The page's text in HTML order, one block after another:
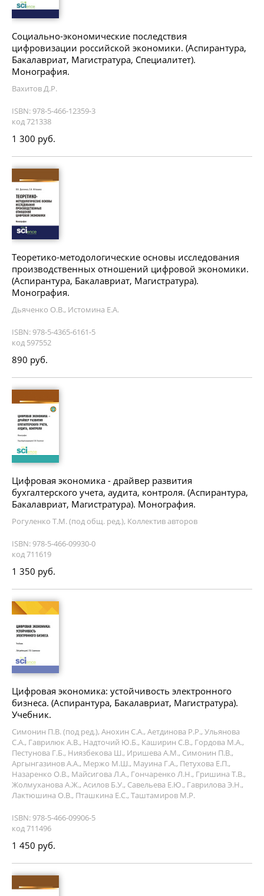
Социально-экономические последствия
цифровизации российской экономики. (Аспирантура,
Бакалавриат, Магистратура, Специалитет).
Монография.
Вахитов Д.Р.
ISBN: 978-5-466-12359-3
код 721338
1 300 руб.
Теоретико-методологические основы исследования
производственных отношений цифровой экономики.
(Аспирантура, Бакалавриат, Магистратура).
Монография.
Дьяченко О.В., Истомина Е.А.
ISBN: 978-5-4365-6161-5
код 597552
890 руб.
Цифровая экономика - драйвер развития
бухгалтерского учета, аудита, контроля. (Аспирантура,
Бакалавриат, Магистратура). Монография.
Рогуленко Т.М. (под общ. ред.), Коллектив авторов
ISBN: 978-5-466-09930-0
код 711619
1 350 руб.
Цифровая экономика: устойчивость электронного
бизнеса. (Аспирантура, Бакалавриат, Магистратура).
Учебник.
Симонин П.В. (под ред.), Анохин С.А., Аетдинова Р.Р., Ульянова
С.А., Гаврилюк А.В., Надточий Ю.Б., Каширин С.В., Гордова М.А.,
Пестунова Г.Б., Ниязбекова Ш., Иришева А.М., Симонин П.В.,
Аргынгазинов А.А., Мержо М.Ш., Мауина Г.А., Петухова Е.П.,
Назаренко О.В., Майсигова Л.А., Гончаренко Л.Н., Гришина Т.В.,
Жолмуханова А.Ж., Асилов Б.У., Савельева Е.Ю., Гаврилова Э.Н.,
Лактюшина О.В., Пташкина Е.С., Таштамиров М.Р.
ISBN: 978-5-466-09906-5
код 711496
1 450 руб.